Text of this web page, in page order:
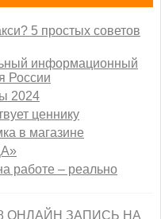
5 простых советов
информационный
России
2024
ценнику
в магазине
работе – реально